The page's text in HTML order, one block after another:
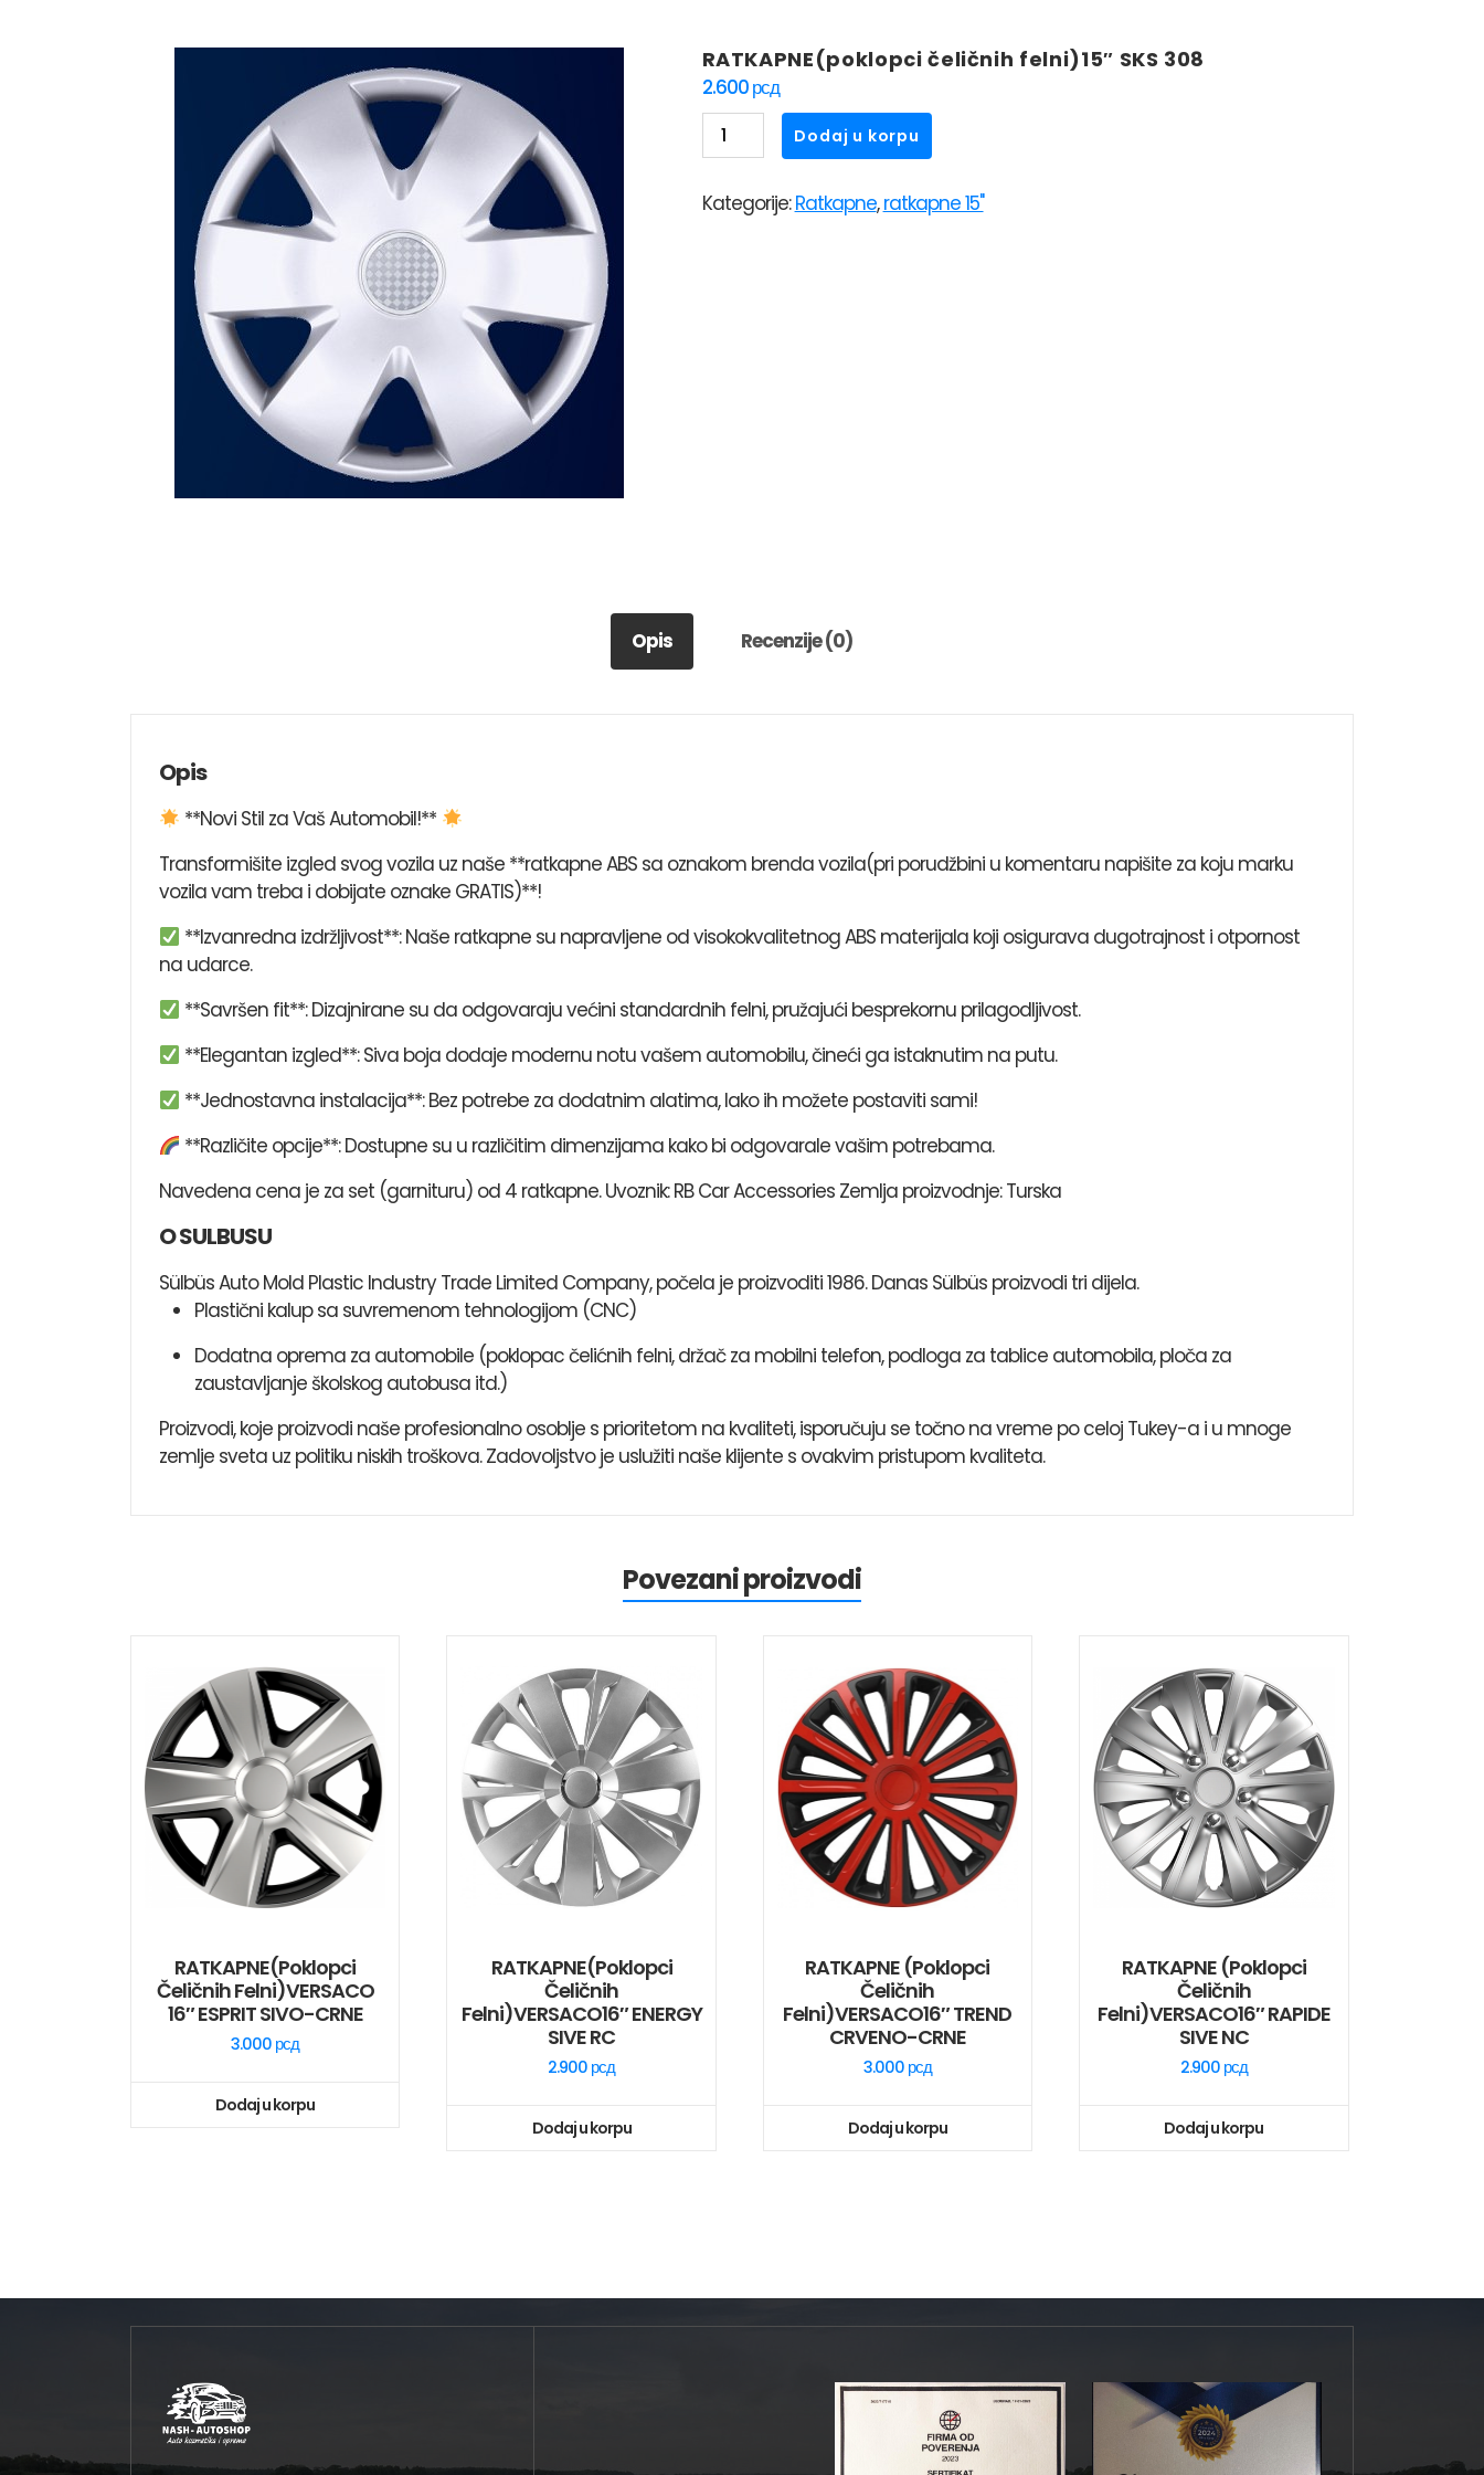
RATKAPNE(poklopci čeličnih felni)15″ SKS 308
2.600рсд
RATKAPNE(poklopci
čeličnih
SKS
Dodaj u korpu
Kategorije:Ratkapne,ratkapne 15"
Opis Recenzije (0)
Opis
**Novi Stil za Vaš Automobil!**
Transformišite izgled svog vozila uz naše **ratkapne ABS sa oznakom brenda vozila(pri porudžbini u komentaru napišite za koju marku
vozila vam treba i dobijate oznake GRATIS)**!
**Izvanredna izdržljivost**: Naše ratkapne su napravljene od visokokvalitetnog ABS materijala koji osigurava dugotrajnost i otpornost
na udarce.
**Savršen fit**: Dizajnirane su da odgovaraju većini standardnih felni, pružajući besprekornu prilagodljivost.
**Elegantan izgled**: Siva boja dodaje modernu notu vašem automobilu, čineći ga istaknutim na putu.
**Jednostavna instalacija**: Bez potrebe za dodatnim alatima, lako ih možete postaviti sami!
**Različite opcije**: Dostupne su u različitim dimenzijama kako bi odgovarale vašim potrebama.
Navedena cena je za set (garnituru) od 4 ratkapne. Uvoznik: RB Car Accessories Zemlja proizvodnje: Turska
O SULBUSU
Sülbüs Auto Mold Plastic Industry Trade Limited Company, počela je proizvoditi 1986. Danas Sülbüs proizvodi tri dijela.
Plastični kalup sa suvremenom tehnologijom (CNC)
Dodatna oprema za automobile (poklopac čelićnih felni, držač za mobilni telefon, podloga za tablice automobila, ploča za
zaustavljanje školskog autobusa itd.)
Proizvodi, koje proizvodi naše profesionalno osoblje s prioritetom na kvaliteti, isporučuju se točno na vreme po celoj Tukey-a i u mnoge
zemlje sveta uz politiku niskih troškova. Zadovoljstvo je uslužiti naše klijente s ovakvim pristupom kvaliteta.
Povezani proizvodi
RATKAPNE(poklopci
Čeličnih Felni)VERSACO
16″ ESPRIT SIVO-CRNE
3.000 рсд
Dodaj u korpu
RATKAPNE(poklopci
Čeličnih
Felni)VERSACO16″ ENERGY
SIVE RC
2.900 рсд
Dodaj u korpu
RATKAPNE (poklopci
Čeličnih
Felni)VERSACO16″ TREND
CRVENO-CRNE
3.000 рсд
Dodaj u korpu
RATKAPNE (poklopci
Čeličnih
Felni)VERSACO16″ RAPIDE
SIVE NC
2.900 рсд
Dodaj u korpu